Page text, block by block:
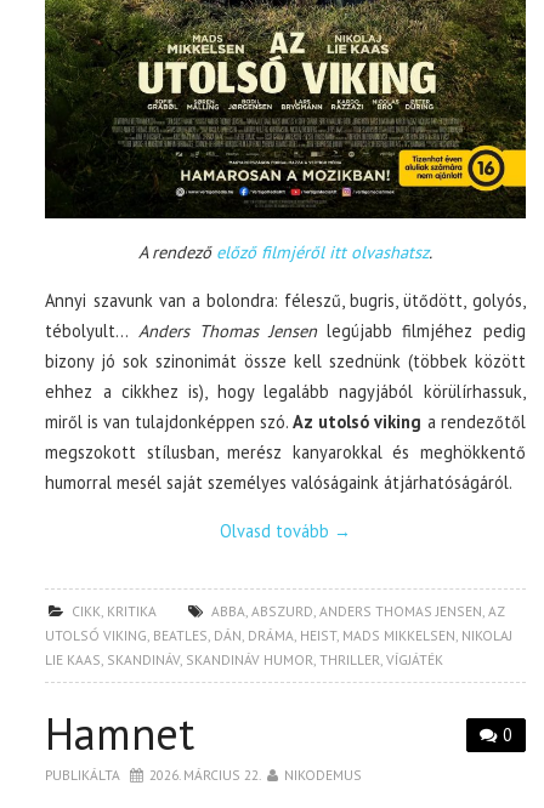
A rendező előző filmjéről itt olvashatsz.
Annyi szavunk van a bolondra: féleszű, bugris, ütődött, golyós,
tébolyult… Anders Thomas Jensenlegújabb filmjéhez pedig
bizony jó sok szinonimát össze kell szednünk (többek között
ehhez a cikkhez is), hogy legalább nagyjából körülírhassuk,
miről is van tulajdonképpen szó.Az utolsó viking a rendezőtől
megszokott stílusban, merész kanyarokkal és meghökkentő
humorral mesél saját személyes valóságaink átjárhatóságáról.
Olvasd tovább →
CIKK KRITIKA ABBA ,ABSZURD ,ANDERS THOMAS JENSEN ,AZ
UTOLSÓ VIKING BEATLES DÁN DRÁMA HEIST, MADS MIKKELSEN NIKOLAJ
LIE KAAS SKANDINÁV, SKANDINÁV HUMOR ,THRILLER ,VÍGJÁTÉK
0
Hamnet
PUBLIKÁLTA 2026. MÁRCIUS 22. NIKODEMUS